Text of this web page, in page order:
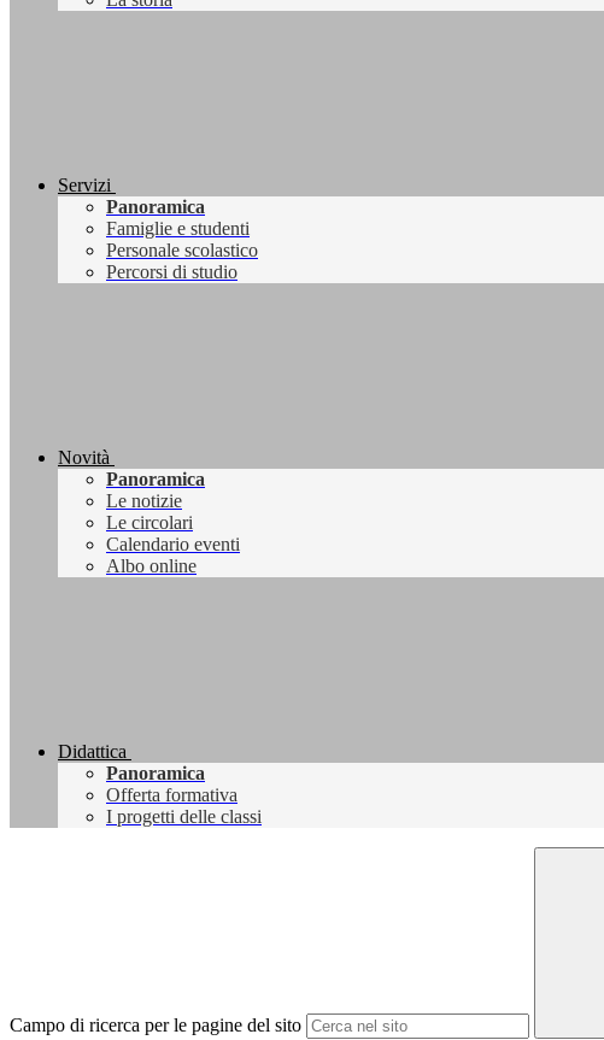
Servizi
Panoramica
Famiglie e studenti
Personale scolastico
Percorsi di studio
Novità
Panoramica
Le notizie
Le circolari
Calendario eventi
Albo online
Didattica
Panoramica
Offerta formativa
I progetti delle classi
Campo di ricerca per le pagine del sito